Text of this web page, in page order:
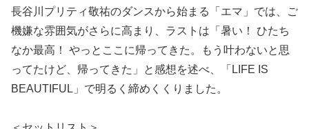
長谷川プリティ敬祐のダンスから始まる「エマ」では、ご
機嫌な雰囲気がさらに高まり、ラストは「暑い！ ひたち
なか最高！ やっとここに帰ってきた。もう叶わないと思
ってたけど、帰ってきた」と感想を述べ、「LIFE IS
BEAUTIFUL」で明るく締めくくりました。